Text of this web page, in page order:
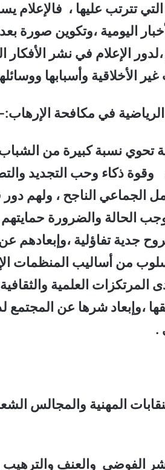
التي تترتب عليها ، فالإعلام
اليومية ،وتكوين صورة
الإعلام في نشر الأفكار
الأخلاقية وأسبابها
تحوي نسبة كبيرة من
ذكاء وحب التجديد
الجماعي الناجح ، ولهم دور
الحالة والضرورة
جدية تفاؤلية ،وإبعادهم
من أساليب المنظمات
العلمية
،وإبعاد شرها عن المجتمع
.
المهنية والمجالس
الفوضى والعنف والترهيب